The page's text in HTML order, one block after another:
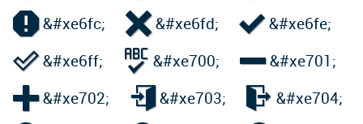
&#xe6fc; &#xe6fd; &#xe6fe;
&#xe6ff;  &#xe700; &#xe701;
&#xe702;  &#xe703;  &#xe704;